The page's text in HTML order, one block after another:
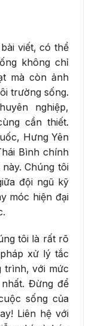
viết, có thể
không chỉ
mà còn ảnh
trường sống.
nghiệp,
cần thiết.
Hưng Yên
Bình chính
Chúng tôi
đội ngũ kỹ
móc hiện đại
tôi là rất rõ
xử lý tắc
trình, với mức
Đừng để
sống của
Liên hệ với